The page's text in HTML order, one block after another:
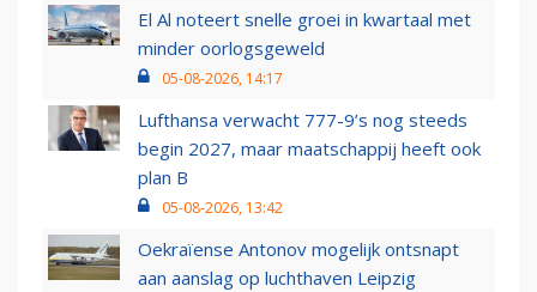
El Al noteert snelle groei in kwartaal met
minder oorlogsgeweld
05-08-2026, 14:17
Lufthansa verwacht 777-9’s nog steeds
begin 2027, maar maatschappij heeft ook
plan B
05-08-2026, 13:42
Oekraïense Antonov mogelijk ontsnapt
aan aanslag op luchthaven Leipzig